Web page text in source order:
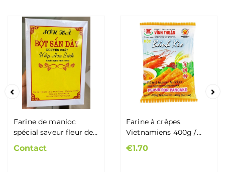
Farine de manioc
spécial saveur fleur de
pamplemousse 500g /
Bột Sắn Dây Nguyên
Contact
Farine à crêpes
Vietnamiens 400g /
Bột Bánh Xèo Vĩnh
Thuận 400g
€1.70